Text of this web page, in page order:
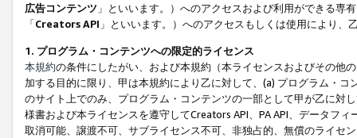
広告コンテンツ 」といいます。）へのアクセスおよび利用ができる専
「Creators API 」といいます。）へのアクセスもしくは使用により
1. プログラム・コンテンツへの限定的ライセンス
本規約の条件にしたがい、および本規約（本ライセンスおよびその他
加する目的に限り、甲は本規約により乙に対して、(a) プログラム・
のサイト上でのみ、プログラム・コンテンツの一部として甲が乙に対
様書および本ライセンスを遵守してCreators API、PA API、データフ
取消可能、譲渡不可、サブライセンス不可、非独占的、無償のライセ